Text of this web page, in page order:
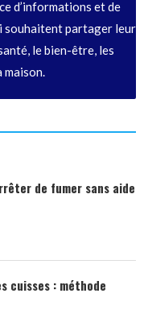
d’informations et de
souhaitent partager leur
le bien-être, les
maison.
de fumer sans aide
cuisses : méthode